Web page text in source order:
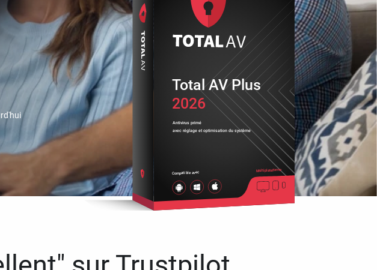
2026
Antivirus primé
avec réglage et optimisation du système
Compatible avec Multiplateforme
Total AV Plus